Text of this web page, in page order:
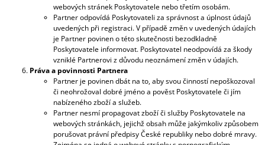
webových stránek Poskytovatele nebo třetím osobám.
Partner odpovídá Poskytovateli za správnost a úplnost údajů
uvedených při registraci. V případě změn v uvedených údajích
je Partner povinen o této skutečnosti bezodkladně
Poskytovatele informovat. Poskytovatel neodpovídá za škody
vzniklé Partnerovi z důvodu neoznámení změn v údajích.
Práva a povinnosti Partnera
Partner je povinen dbát na to, aby svou činností nepoškozoval
či neohrožoval dobré jméno a pověst Poskytovatele či jím
nabízeného zboží a služeb.
Partner nesmí propagovat zboží či služby Poskytovatele na
webových stránkách, jejichž obsah může jakýmkoliv způsobem
porušovat právní předpisy České republiky nebo dobré mravy.